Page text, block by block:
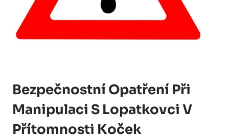
Bezpečnostní Opatření Při
Manipulaci S Lopatkovci V
Přítomnosti Koček